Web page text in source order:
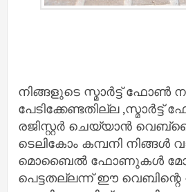
നിങ്ങളുടെ സ്മാർട്ട് ഫോൺ
പേടിക്കേണ്ടതില്ല
രജിസ്റ്റർ ചെയ്യാൻ
ടെലികോം കമ്പനി നിങ്ങൾ
മൊബൈൽ ഫോണുകൾ
പെട്ടതല്ലന്ന് ഈ വെബിന്റെ